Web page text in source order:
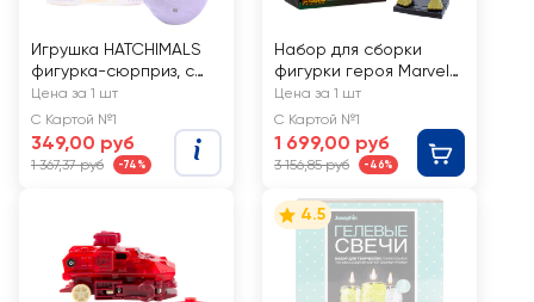
Игрушка HATCHIMALS
фигурка-сюрприз, с
аксессуарами, Арт.
64454
Цена за 1 шт
С Картой №1
349,00 руб
1 367,37 руб -74%
Набор для сборки
фигурки героя Marvel,
Арт. KPL1001/02/03
Цена за 1 шт
С Картой №1
1 699,00 руб
3 156,85 руб -46%
4.5